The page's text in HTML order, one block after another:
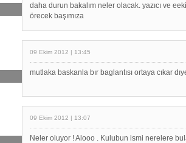
daha durun bakalım neler olacak. yazıcı ve
örecek başımıza
09 Ekim 2012 | 13:45
mutlaka baskanla bır baglantısı ortaya cıkar
09 Ekim 2012 | 13:07
Neler oluyor ! Alooo . Kulubun ismi nerelere